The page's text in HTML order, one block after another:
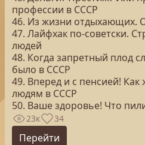
профессии в СССР
46. Из жизни отдыхающих.
47. Лайфхак по-советски.
людей
48. Когда запретный плод
было в СССР
49. Вперед и с пенсией!
людям в СССР
50. Ваше здоровье! Что
23к 34
Перейти